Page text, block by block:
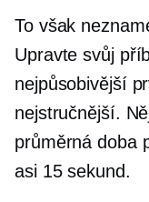
To však
Upravte svůj
nejpůsobivější
nejstručnější.
průměrná doba
asi 15 sekund.